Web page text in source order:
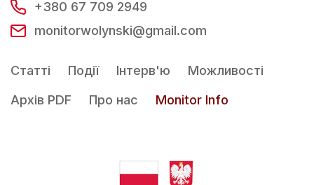
+380 67 709 2949
monitorwolynski@gmail.com
Статті Події Інтерв'ю
Можливості
Архів PDF
Про нас Monitor Info